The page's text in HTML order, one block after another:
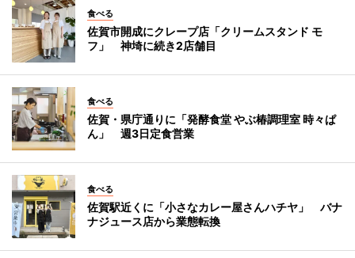
食べる
佐賀市開成にクレープ店「クリームスタンド モ
フ」 神埼に続き2店舗目
食べる
佐賀・県庁通りに「発酵食堂 やぶ椿調理室 時々ぱ
ん」 週3日定食営業
食べる
佐賀駅近くに「小さなカレー屋さんハチヤ」 バナ
ナジュース店から業態転換